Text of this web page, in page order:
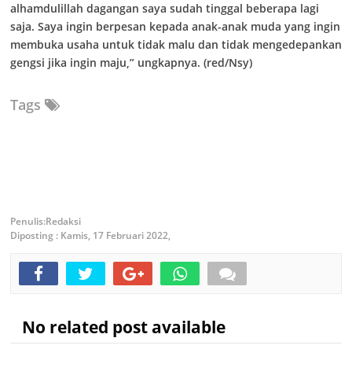
alhamdulillah dagangan saya sudah tinggal beberapa lagi
saja. Saya ingin berpesan kepada anak-anak muda yang ingin
membuka usaha untuk tidak malu dan tidak mengedepankan
gengsi jika ingin maju,” ungkapnya. (red/Nsy)
Tags
Redaksi
Diposting : Kamis, 17 Februari 2022,
No related post available